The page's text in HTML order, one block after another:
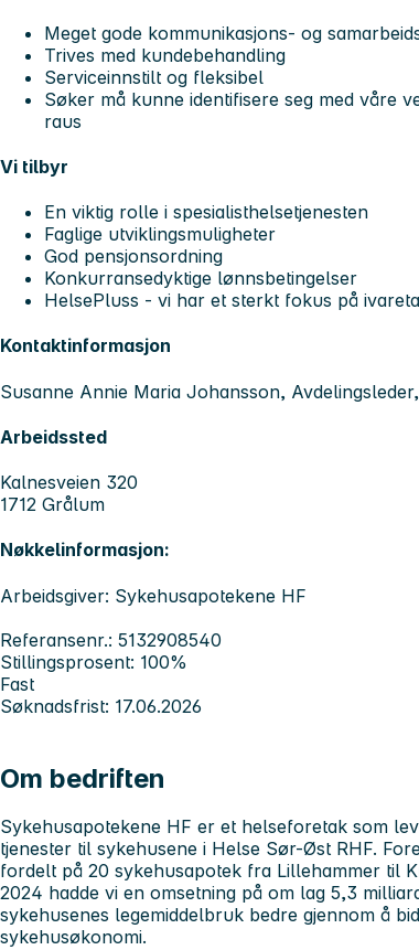
Meget gode kommunikasjons- og
Trives med kundebehandling
Serviceinnstilt og fleksibel
Søker må kunne identifisere seg med våre
raus
Vi tilbyr
En viktig rolle i spesialisthelsetjenesten
Faglige utviklingsmuligheter
God pensjonsordning
Konkurransedyktige lønnsbetingelser
HelsePluss - vi har et sterkt fokus på
Kontaktinformasjon
Susanne Annie Maria Johansson,
Arbeidssted
Kalnesveien 320
1712 Grålum
Nøkkelinformasjon:
Arbeidsgiver: Sykehusapotekene HF
Referansenr.: 5132908540
Stillingsprosent: 100%
Fast
Søknadsfrist: 17.06.2026
Om bedriften
Sykehusapotekene HF er et helseforetak som
tjenester til sykehusene i Helse Sør-Øst RHF.
fordelt på 20 sykehusapotek fra Lillehammer til
2024 hadde vi en omsetning på om lag 5,3
sykehusenes legemiddelbruk bedre gjennom å
sykehusøkonomi.